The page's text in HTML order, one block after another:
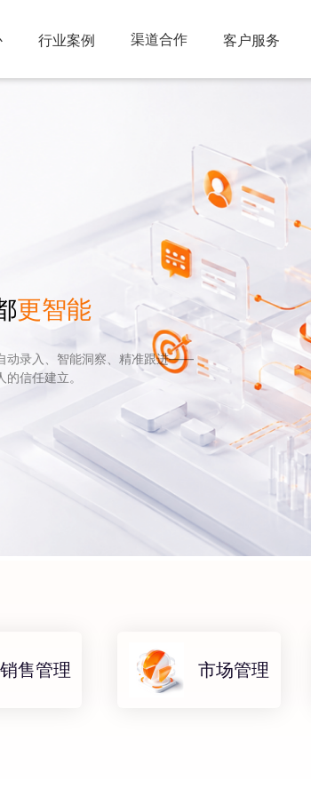
行业案例 渠道合作 客户服务
更智能
动录入、智能洞察、精准跟进——
信任建立。
销售管理 市场管理